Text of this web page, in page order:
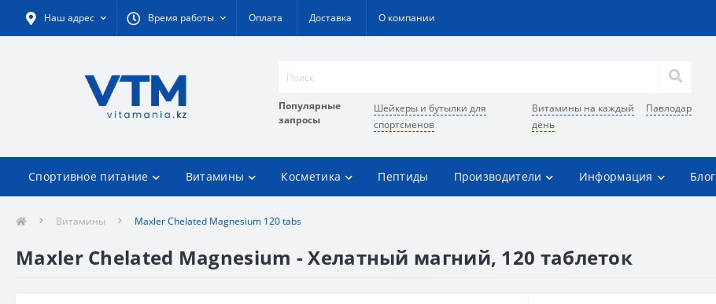
Наш адрес Время работы Оплата Доставка О компании
Популярные
запросы
Шейкеры и бутылки для
спортсменов
Витамины на каждый
день
Павлодар
Спортивное питание Витамины Косметика Пептиды Производители Информация Блог
Витамины Maxler Chelated Magnesium 120 tabs
Maxler Chelated Magnesium - Хелатный магний, 120 таблеток